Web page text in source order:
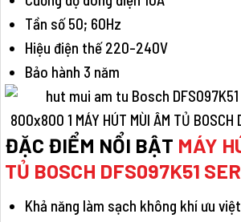
Tần số 50; 60Hz
Hiệu điện thế 220-240V
Bảo hành 3 năm
ĐẶC ĐIỂM NỔI BẬT MÁY
TỦ BOSCH DFS097K51
Khả năng làm sạch không khí ưu